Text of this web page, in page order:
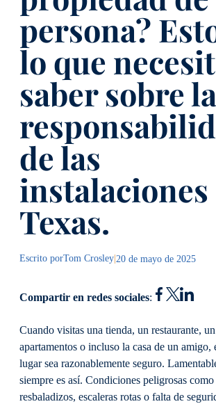
persona?
lo que
saber sobre la
de las
instalaciones
Texas.
Escrito porTom Crosley|20 de mayo de 2025
Compartir en redes sociales:
Cuando visitas una tienda, un restaurante,
apartamentos o incluso la casa de un amigo,
lugar sea razonablemente seguro.
siempre es así. Condiciones peligrosas como
resbaladizos, escaleras rotas o falta de